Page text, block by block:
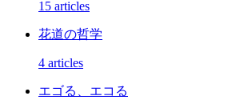
15 articles
花道の哲学
4 articles
エゴる、エコる